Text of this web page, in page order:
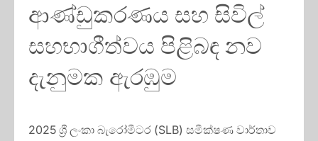
ආණ්ඩුකරණය සහ සිවිල්
සහභාගීත්වය පිළිබඳ නව
දැනුමක ඇරඹුම
2025 ශ්‍රී ලංකා බැරෝමීටර (SLB) සමීක්ෂණ වාර්තාව